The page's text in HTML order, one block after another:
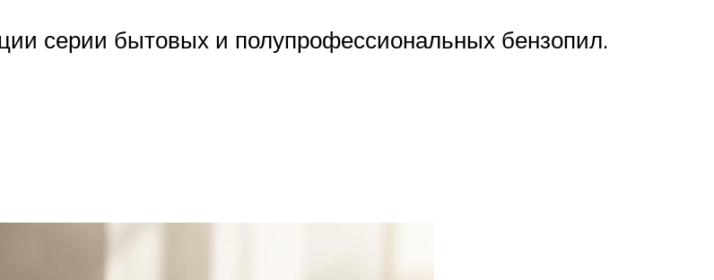
серии бытовых и полупрофессиональных бензопил.